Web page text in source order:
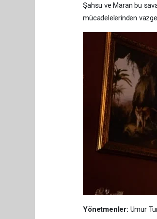
Şahsu ve Maran bu
mücadelelerinden
Yönetmenler: Umur